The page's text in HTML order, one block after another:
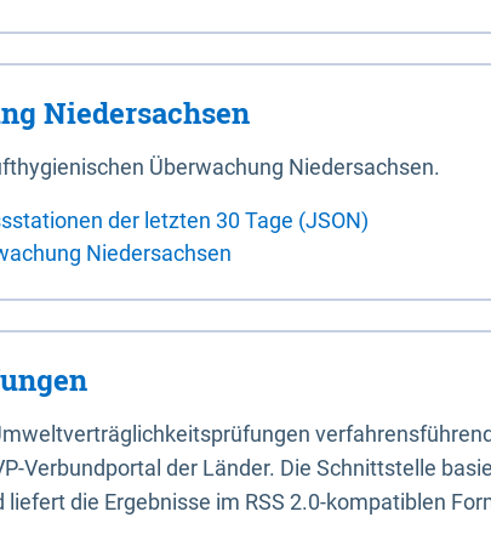
Niedersachsen
Überwachung Niedersachsen.
der letzten 30 Tage (JSON)
Niedersachsen
Verbundportal der Länder. Die Schnittstelle
liefert die Ergebnisse im RSS 2.0-kompatiblen